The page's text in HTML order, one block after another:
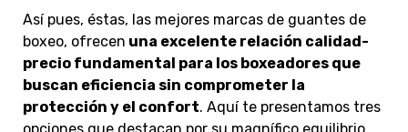
Así pues, éstas, las mejores marcas de guantes de
boxeo, ofrecen una excelente relación calidad-
precio fundamental para los boxeadores que
buscan eficiencia sin comprometer la
protección y el confort. Aquí te presentamos tres